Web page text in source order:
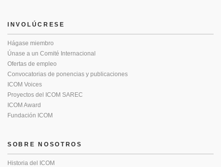
INVOLÚCRESE
Hágase miembro
Únase a un Comité Internacional
Ofertas de empleo
Convocatorias de ponencias y publicaciones
ICOM Voices
Proyectos del ICOM SAREC
ICOM Award
Fundación ICOM
SOBRE NOSOTROS
Historia del ICOM